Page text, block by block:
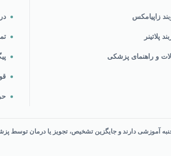
زاپیامکس
پلاتینر
و راهنمای پزشکی
آموزشی دارند و جایگزین تشخیص، تجویز یا درمان توسط